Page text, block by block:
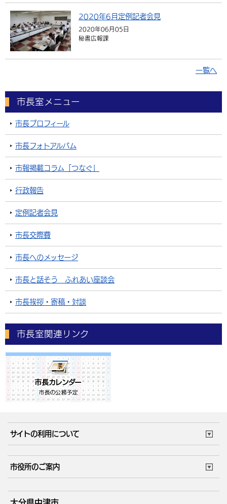
2020年6月定例記者会見
2020年06月05日
秘書広報課
一覧へ
市長室メニュー
市長プロフィール
市長フォトアルバム
市報掲載コラム「つなぐ」
行政報告
定例記者会見
市長交際費
市長へのメッセージ
市長と話そう ふれあい座談会
市長挨拶・寄稿・対談
市長室関連リンク
サイトの利用について
サイトマップ
市役所のご案内
庁舎地図 組織案内